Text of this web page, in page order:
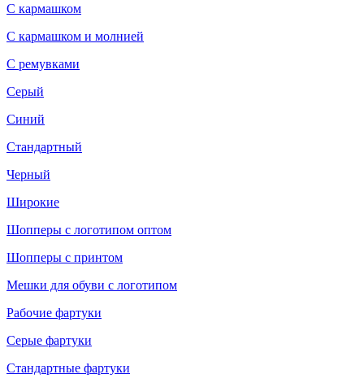
С кармашком
С кармашком и молнией
С ремувками
Серый
Синий
Стандартный
Черный
Широкие
Шопперы с логотипом оптом
Шопперы с принтом
Мешки для обуви с логотипом
Рабочие фартуки
Серые фартуки
Стандартные фартуки